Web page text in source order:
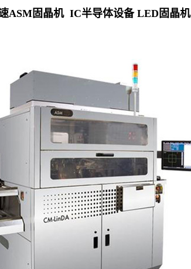
ASM固晶机 IC半导体设备LED固晶机